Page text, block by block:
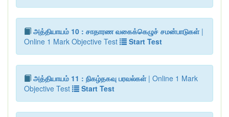
அத்தியாயம் 10 : சாதாரண வகைக்கெழுச் சமன்பாடுகள்|
Online 1 Mark Objective Test
Start Test
அத்தியாயம் 11 : நிகழ்தகவு பரவல்கள்| Online 1 Mark
Objective Test
Start Test